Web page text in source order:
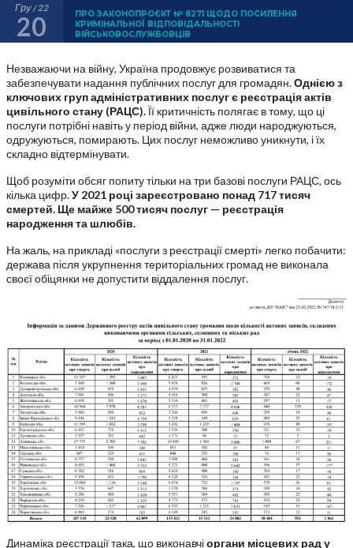
Гру / 22
20
ПРО ЗАКОНОПРОЄКТ № 8271 ЩОДО ПОСИЛЕННЯ
КРИМІНАЛЬНОЇ ВІДПОВІДАЛЬНОСТІ
ВІЙСЬКОВОСЛУЖБОВЦІВ
Незважаючи на війну, Україна продовжує розвиватися та
забезпечувати надання публічних послуг для громадян.Однією з
ключових груп адміністративних послуг є реєстрація актів
цивільного стану (РАЦС).Її критичність полягає в тому, що ці
послуги потрібні навіть у період війни, адже люди народжуються,
одружуються, помирають. Цих послуг неможливо уникнути, і їх
складно відтермінувати.
Щоб розуміти обсяг попиту тільки на три базові послуги РАЦС, ось
кілька цифр.У 2021 році зареєстровано понад 717 тисяч
смертей. Ще майже 500 тисяч послуг — реєстрація
народження та шлюбів.
На жаль, на прикладі «послуги з реєстрації смерті» легко побачити:
держава після укрупнення територіальних громад не виконала
своєї обіцянки не допустити віддалення послуг.
Динаміка реєстрації така, що виконавчіоргани місцевих рад у